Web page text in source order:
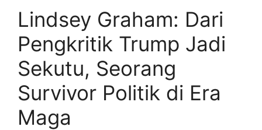
Lindsey Graham: Dari
Pengkritik Trump Jadi
Sekutu, Seorang
Survivor Politik di Era
Maga